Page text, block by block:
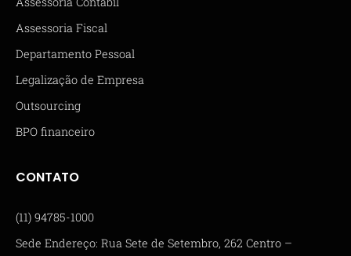
Assessoria Fiscal
Departamento Pessoal
Legalização de Empresa
Outsourcing
BPO financeiro
CONTATO
(11) 94785-1000
Sede Endereço: Rua Sete de Setembro, 262 Centro –